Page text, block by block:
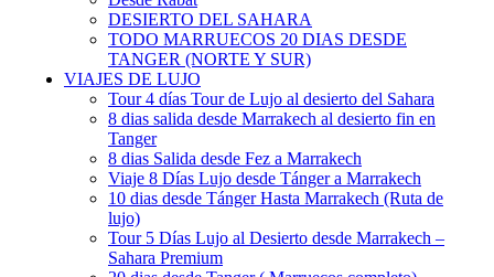
DESIERTO DEL SAHARA
TODO MARRUECOS 20 DIAS DESDE
TANGER (NORTE Y SUR)
VIAJES DE LUJO
Tour 4 días Tour de Lujo al desierto del Sahara
8 dias salida desde Marrakech al desierto fin en
Tanger
8 dias Salida desde Fez a Marrakech
Viaje 8 Días Lujo desde Tánger a Marrakech
10 dias desde Tánger Hasta Marrakech (Ruta de
lujo)
Tour 5 Días Lujo al Desierto desde Marrakech –
Sahara Premium